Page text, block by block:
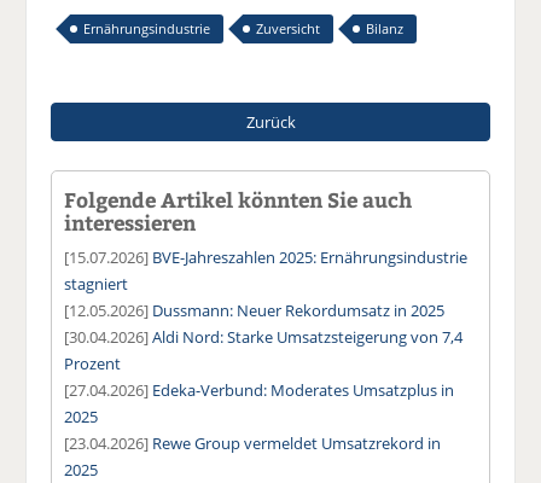
Ernährungsindustrie Zuversicht Bilanz
Zurück
Folgende Artikel könnten Sie auch
interessieren
[15.07.2026] BVE-Jahreszahlen 2025: Ernährungsindustrie
stagniert
[12.05.2026] Dussmann: Neuer Rekordumsatz in 2025
[30.04.2026]Aldi Nord: Starke Umsatzsteigerung von 7,4
Prozent
[27.04.2026] Edeka-Verbund: Moderates Umsatzplus in
2025
[23.04.2026] Rewe Group vermeldet Umsatzrekord in
2025